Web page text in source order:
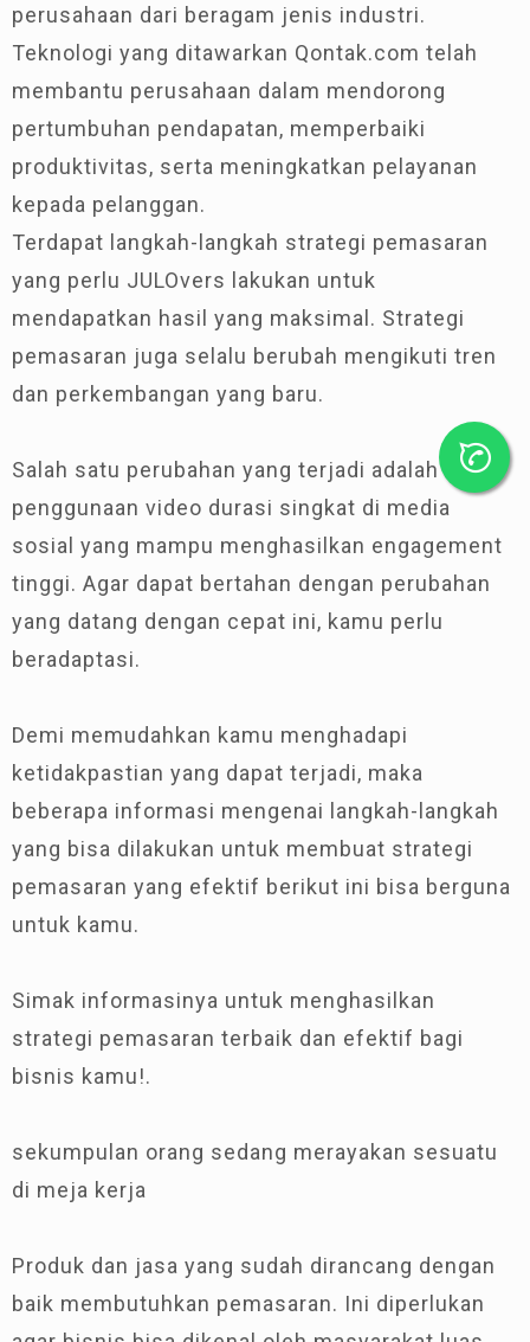
perusahaan dari beragam jenis industri.
Teknologi yang ditawarkan Qontak.com telah
membantu perusahaan dalam mendorong
pertumbuhan pendapatan, memperbaiki
produktivitas, serta meningkatkan pelayanan
kepada pelanggan.
Terdapat langkah-langkah strategi pemasaran
yang perlu JULOvers lakukan untuk
mendapatkan hasil yang maksimal. Strategi
pemasaran juga selalu berubah mengikuti tren
dan perkembangan yang baru.
Salah satu perubahan yang terjadi adalah
penggunaan video durasi singkat di media
sosial yang mampu menghasilkan engagement
tinggi. Agar dapat bertahan dengan perubahan
yang datang dengan cepat ini, kamu perlu
beradaptasi.
Demi memudahkan kamu menghadapi
ketidakpastian yang dapat terjadi, maka
beberapa informasi mengenai langkah-langkah
yang bisa dilakukan untuk membuat strategi
pemasaran yang efektif berikut ini bisa berguna
untuk kamu.
Simak informasinya untuk menghasilkan
strategi pemasaran terbaik dan efektif bagi
bisnis kamu!.
sekumpulan orang sedang merayakan sesuatu
di meja kerja
Produk dan jasa yang sudah dirancang dengan
baik membutuhkan pemasaran. Ini diperlukan